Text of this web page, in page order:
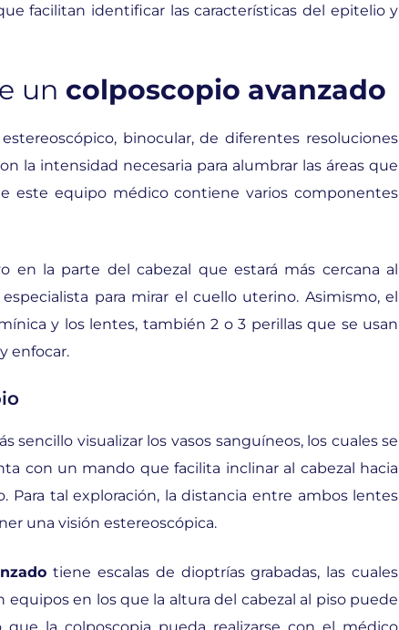
facilitan identificar las características del epitelio y
un colposcopio avanzado
binocular, de diferentes resoluciones
la intensidad necesaria para alumbrar las áreas que
este equipo médico contiene varios componentes
la parte del cabezal que estará más cercana al
para mirar el cuello uterino. Asimismo, el
y los lentes, también 2 o 3 perillas que se usan
enfocar.
sencillo visualizar los vasos sanguíneos, los cuales se
con un mando que facilita inclinar al cabezal hacia
Para tal exploración, la distancia entre ambos lentes
una visión estereoscópica.
tiene escalas de dioptrías grabadas, las cuales
en los que la altura del cabezal al piso puede
la colposcopia pueda realizarse con el médico